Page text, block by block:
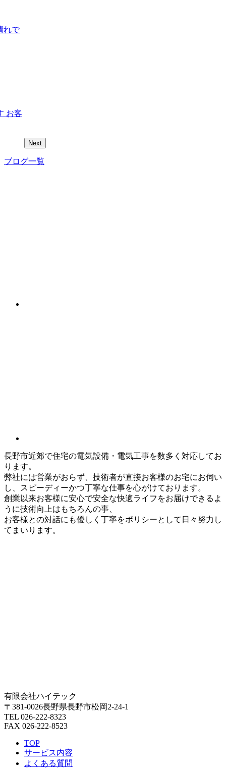
れで
お客
Next
ブログ一覧
長野市近郊で住宅の電気設備・電気工事を数多く対応してお
ります。
弊社には営業がおらず、技術者が直接お客様のお宅にお伺い
し、スピーディーかつ丁寧な仕事を心がけております。
創業以来お客様に安心で安全な快適ライフをお届けできるよ
うに技術向上はもちろんの事、
お客様との対話にも優しく丁寧をポリシーとして日々努力し
てまいります。
有限会社ハイテック
〒381-0026長野県長野市松岡2-24-1
TEL 026-222-8323
FAX 026-222-8523
TOP
サービス内容
よくある質問